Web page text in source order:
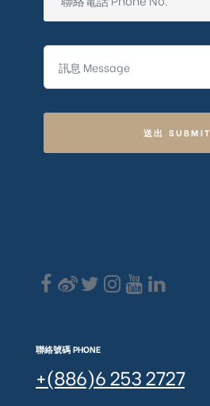
送出 SUBMIT
聯絡號碼 PHONE
+(886)6 253 2727